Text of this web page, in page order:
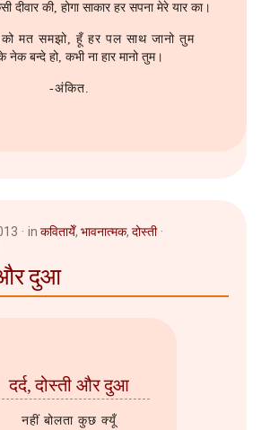
दीवार की, होगा साकार हर सपना मेरे यार का।
मत समझो, हूँ हर पल साथ जानो तुम
नेक बन्दे हो, कभी ना हार मानो तुम।
-अंकित.
in कवितायेँ, भावनात्मक, दोस्ती
और दुआ
दर्द, दोस्ती और दुआ
नहीं बोलता कुछ क्यूँ